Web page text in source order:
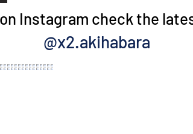
Instagram check the
@x2.akihabara